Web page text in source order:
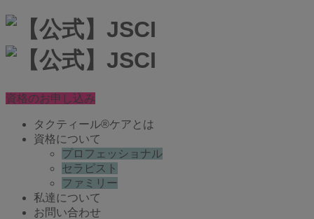
資格のお申し込み
タクティール®ケアとは
資格について
プロフェッショナル
セラピスト
ファミリー
私達について
お問い合わせ